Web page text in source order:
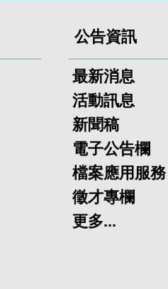
公告資訊
最新消息
活動訊息
新聞稿
電子公告欄
檔案應用服務
徵才專欄
更多...